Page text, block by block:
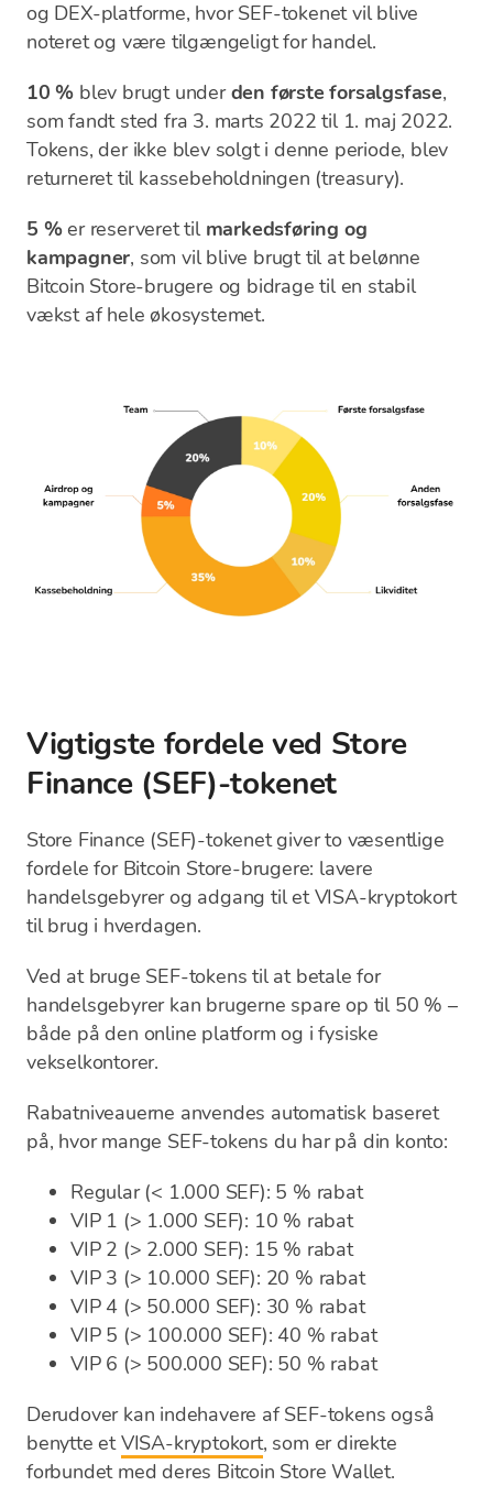
og DEX-platforme, hvor SEF-tokenet vil blive
noteret og være tilgængeligt for handel.
10 % blev brugt underden første forsalgsfase,
som fandt sted fra 3. marts 2022 til 1. maj 2022.
Tokens, der ikke blev solgt i denne periode, blev
returneret til kassebeholdningen (treasury).
5 %er reserveret til markedsføring og
kampagner, som vil blive brugt til at belønne
Bitcoin Store-brugere og bidrage til en stabil
vækst af hele økosystemet.
Vigtigste fordele ved Store
Finance (SEF)-tokenet
Store Finance (SEF)-tokenet giver to væsentlige
fordele for Bitcoin Store-brugere: lavere
handelsgebyrer og adgang til et VISA-kryptokort
til brug i hverdagen.
Ved at bruge SEF-tokens til at betale for
handelsgebyrer kan brugerne spare op til 50 % –
både på den online platform og i fysiske
vekselkontorer.
Rabatniveauerne anvendes automatisk baseret
på, hvor mange SEF-tokens du har på din konto:
Regular (< 1.000 SEF): 5 % rabat
VIP 1 (> 1.000 SEF): 10 % rabat
VIP 2 (> 2.000 SEF): 15 % rabat
VIP 3 (> 10.000 SEF): 20 % rabat
VIP 4 (> 50.000 SEF): 30 % rabat
VIP 5 (> 100.000 SEF): 40 % rabat
VIP 6 (> 500.000 SEF): 50 % rabat
Derudover kan indehavere af SEF-tokens også
benytte etVISA-kryptokort, som er direkte
forbundet med deres Bitcoin Store Wallet.